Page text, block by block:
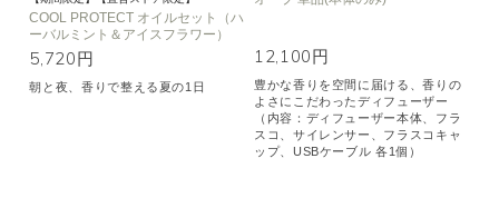
COOL PROTECT オイルセット（ハ
ーバルミント＆アイスフラワー）
5,720円
朝と夜、香りで整える夏の1日
12,100円
豊かな香りを空間に届ける、香りの
よさにこだわったディフューザー
（内容：ディフューザー本体、フラ
スコ、サイレンサー、フラスコキャ
ップ、USBケーブル 各1個）